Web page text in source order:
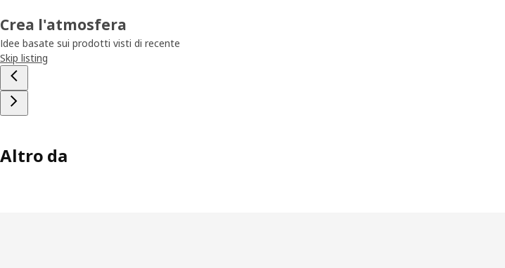
Crea l'atmosfera
Idee basate sui prodotti visti di recente
Skip listing
Altro da